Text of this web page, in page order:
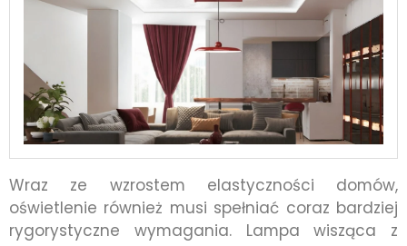
Wraz ze wzrostem elastyczności domów,
oświetlenie również musi spełniać coraz bardziej
rygorystyczne wymagania. Lampa wisząca z